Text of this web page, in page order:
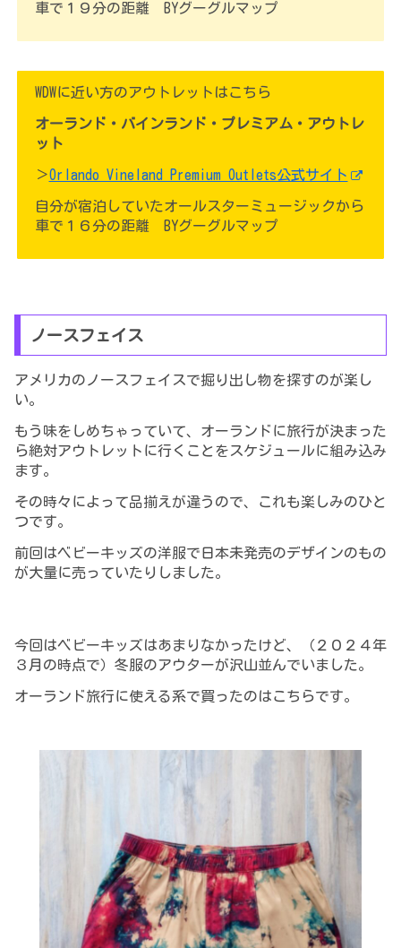
車で１９分の距離 BYグーグルマップ
WDWに近い方のアウトレット はこちら
オーランド・バインランド・プレミアム・アウトレ
ット
＞Orlando Vineland Premium Outlets公式サイト
自分が宿泊していたオールスターミュージックから
車で１６分の距離 BYグーグルマップ
ノースフェイス
アメリカのノースフェイスで掘り出し物を探すのが楽し
い。
もう味をしめちゃっていて、オーランドに旅行が決まった
ら絶対アウトレットに行くことをスケジュールに組み込み
ます。
その時々によって品揃えが違うので、これも楽しみのひと
つです。
前回はベビーキッズの洋服で日本未発売のデザインのもの
が大量に売っていたりしました。
今回はベビーキッズはあまりなかったけど、（２０２４年
３月の時点で）冬服のアウターが沢山並んでいました。
オーランド旅行に使える系で買ったのはこちらです。